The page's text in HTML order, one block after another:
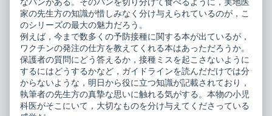
なパンがある。そのパンを切り分けて食べるように，実地医
家の先生方の知識が惜しみなく分け与えられているのが，こ
のシリーズの最大の魅力だろう。
例えば，今まで数多くの予防接種に関する本が出ているが，
ワクチンの発注の仕方を教えてくれる本はあっただろうか。
保護者の質問にどう答えるか，接種ミスを起こさないように
するにはどうするかなど，ガイドラインを読んだだけでは分
からないような，明日から役に立つ知識が記載されており，
執筆者の先生方の真摯な思いに触れる気がする。本物の小児
科医がそこにいて，大切なものを分け与えてくださっている